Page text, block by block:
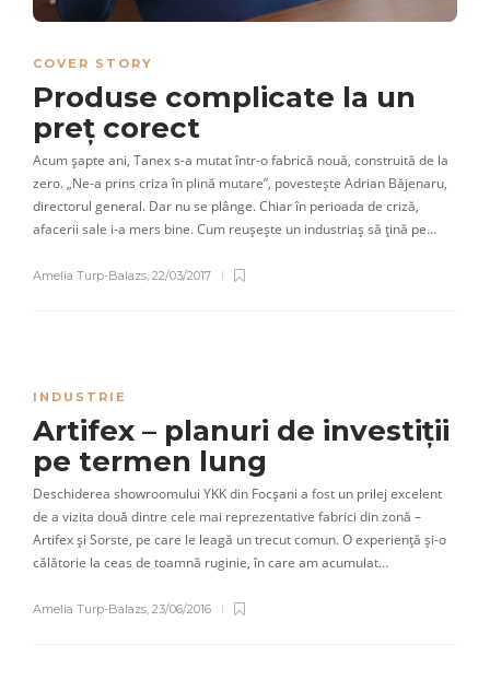
COVER STORY
Produse complicate la un
preț corect
Acum șapte ani, Tanex s-a mutat într-o fabrică nouă, construită de la
zero. „Ne-a prins criza în plină mutare”, povestește Adrian Băjenaru,
directorul general. Dar nu se plânge. Chiar în perioada de criză,
afacerii sale i-a mers bine. Cum reușește un industriaș să țină pe…
Amelia Turp-Balazs 22/03/2017
INDUSTRIE
Artifex – planuri de investiții
pe termen lung
Deschiderea showroomului YKK din Focșani a fost un prilej excelent
de a vizita două dintre cele mai reprezentative fabrici din zonă –
Artifex și Sorste, pe care le leagă un trecut comun. O experiență și-o
călătorie la ceas de toamnă ruginie, în care am acumulat…
Amelia Turp-Balazs, 23/06/2016